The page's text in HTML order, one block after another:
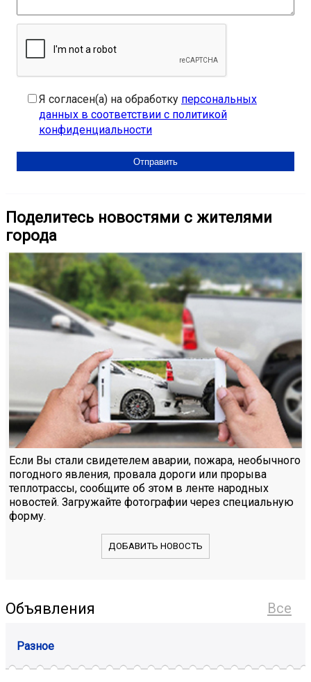
Я согласен(а) на обработку персональных
данных в соответствии с политикой
конфиденциальности
Поделитесь новостями с жителями
города
Если Вы стали свидетелем аварии, пожара, необычного
погодного явления, провала дороги или прорыва
теплотрассы, сообщите об этом в ленте народных
новостей. Загружайте фотографии через специальную
форму.
ДОБАВИТЬ НОВОСТЬ
Все
Объявления
Разное